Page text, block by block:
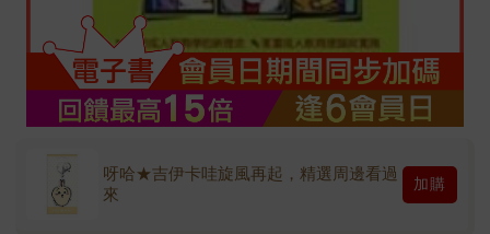
呀哈★吉伊卡哇旋風再起，精選周邊看過
來
加購